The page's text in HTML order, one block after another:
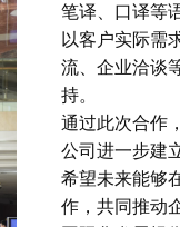
笔译、口译等
以客户实际需
流、企业洽谈
持。
通过此次合作
公司进一步建
希望未来能够
作，共同推动